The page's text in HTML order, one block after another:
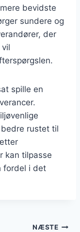
bevidste
sundere og
der
spille en
rustet til
kan tilpasse
fordel i det
NÆSTE